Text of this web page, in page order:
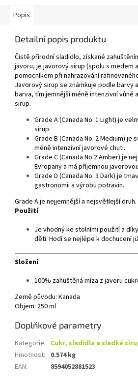
Popis
Detailní popis produktu
Čistě přírodní sladidlo, získané
javoru, je javorový sirup (spolu s medem
pomocníkem při nahrazování
Javorový sirup se známkuje podle barvy
barva, tím jemnější méně intenzivní vůně
sirup.
Grade A (Canada No. 1 Light) je
sirup.
Grade B (Canada No. 2 Medium)
méně intenzivní javorové chuti.
Grade C (Canada No.2 Amber) je
Evropany a má příjemnou
Grade D (Canada No. 3 Dark) je
gastronomii a výrobu potravin.
Grade A je nejjemnější a nejsvětlejší druh.
Použití:
Je vhodný ke stolními použití a
děti. Hodí se nejlépe k dochucení
Složení:
100% zahuštěná míza z javoru
Země původu: Kanada
Objem: 250 ml
Doplňkové parametry
Kategorie: Cukr, sladidla a sladké
Hmotnost:
0.574 kg
EAN: 8594052881523